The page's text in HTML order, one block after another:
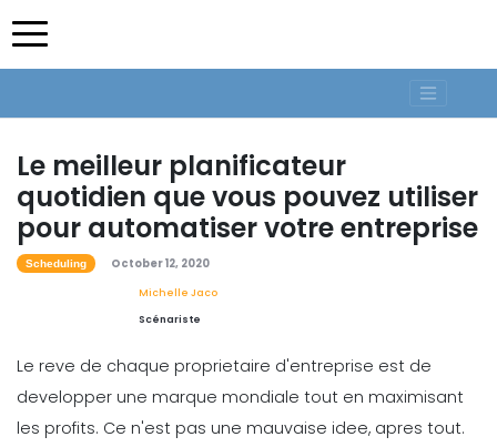
Le meilleur planificateur
quotidien que vous pouvez utiliser
pour automatiser votre entreprise
Scheduling October 12, 2020
Michelle Jaco
Scénariste
Le reve de chaque proprietaire d'entreprise est de
developper une marque mondiale tout en maximisant
les profits. Ce n'est pas une mauvaise idee, apres tout.